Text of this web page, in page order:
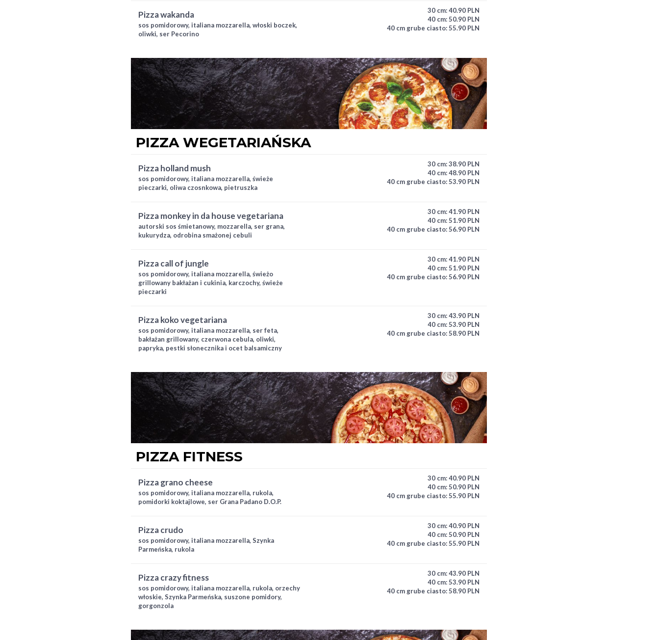
pizza wakanda
sos pomidorowy, italiana mozzarella, włoski boczek,
oliwki, ser Pecorino
30 cm:40.90 PLN
40 cm:50.90 PLN
40 cm grube ciasto:55.90 PLN
PIZZA WEGETARIAŃSKA
pizza holland mush
sos pomidorowy, italiana mozzarella, świeże
pieczarki, oliwa czosnkowa, pietruszka
30 cm:38.90 PLN
40 cm:48.90 PLN
40 cm grube ciasto:53.90 PLN
pizza monkey in da house vegetariana
autorski sos śmietanowy, mozzarella, ser grana,
kukurydza, odrobina smażonej cebuli
30 cm:41.90 PLN
40 cm:51.90 PLN
40 cm grube ciasto:56.90 PLN
pizza call of jungle
sos pomidorowy, italiana mozzarella, świeżo
grillowany bakłażan i cukinia, karczochy, świeże
pieczarki
30 cm:41.90 PLN
40 cm:51.90 PLN
40 cm grube ciasto:56.90 PLN
pizza koko vegetariana
sos pomidorowy, italiana mozzarella, ser feta,
bakłażan grillowany, czerwona cebula, oliwki,
papryka, pestki słonecznika i ocet balsamiczny
30 cm:43.90 PLN
40 cm:53.90 PLN
40 cm grube ciasto:58.90 PLN
PIZZA FITNESS
pizza grano cheese
sos pomidorowy, italiana mozzarella, rukola,
pomidorki koktajlowe, ser Grana Padano D.O.P.
30 cm:40.90 PLN
40 cm:50.90 PLN
40 cm grube ciasto:55.90 PLN
pizza crudo
sos pomidorowy, italiana mozzarella, Szynka
Parmeńska, rukola
30 cm:40.90 PLN
40 cm:50.90 PLN
40 cm grube ciasto:55.90 PLN
pizza crazy fitness
sos pomidorowy, italiana mozzarella, rukola, orzechy
włoskie, Szynka Parmeńska, suszone pomidory,
gorgonzola
30 cm:43.90 PLN
40 cm:53.90 PLN
40 cm grube ciasto:58.90 PLN